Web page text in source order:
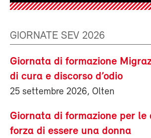
GIORNATE SEV 2026
Giornata di formazione
di cura e discorso d’odio
25 settembre 2026, Olten
Giornata di formazione per le
forza di essere una donna